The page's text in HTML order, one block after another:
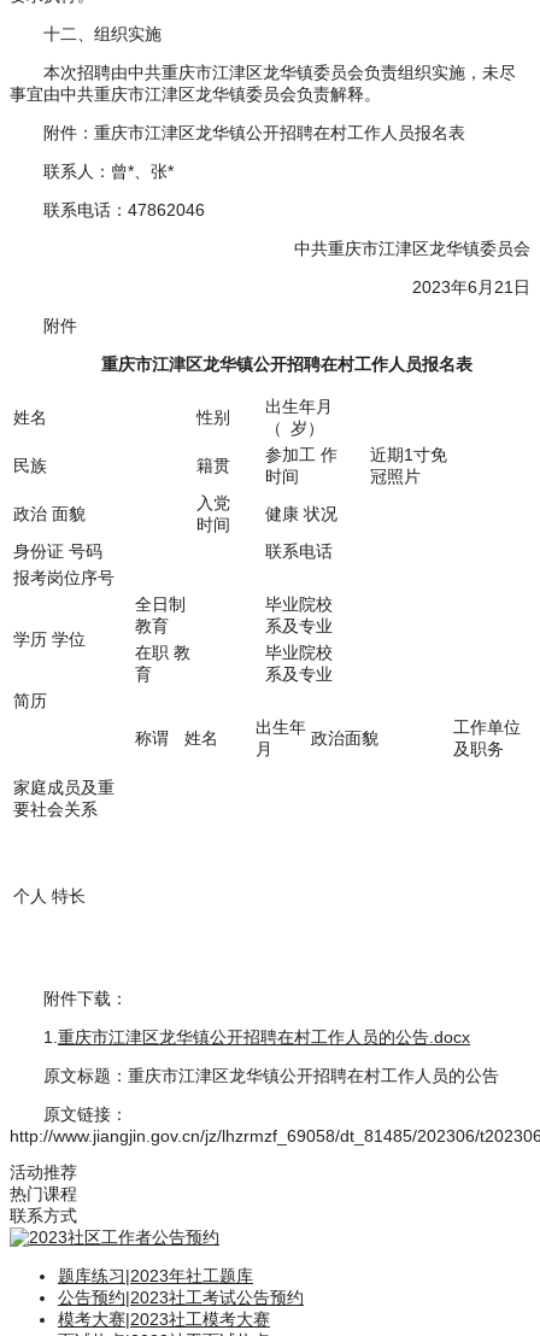
十二、组织实施
本次招聘由中共重庆市江津区龙华镇委员会负责组织实施，未尽
事宜由中共重庆市江津区龙华镇委员会负责解释。
附件：重庆市江津区龙华镇公开招聘在村工作人员报名表
联系人：曾*、张*
联系电话：47862046
中共重庆市江津区龙华镇委员会
2023年6月21日
附件
重庆市江津区龙华镇公开招聘在村工作人员报名表
姓名 性别
出生年月
（ 岁）
近期1寸免
冠照片
民族 籍贯
参加工 作
时间
政治 面貌
入党
时间
健康 状况
身份证 号码
联系电话
报考岗位序号
学历 学位
全日制
教育
毕业院校
系及专业
在职 教
育
毕业院校
系及专业
简历
家庭成员及重
要社会关系
称谓 姓名
出生年
月
政治面貌
工作单位
及职务
个人 特长
附件下载：
1.重庆市江津区龙华镇公开招聘在村工作人员的公告.docx
原文标题：重庆市江津区龙华镇公开招聘在村工作人员的公告
原文链接：
http://www.jiangjin.gov.cn/jz/lhzrmzf_69058/dt_81485/202306/
活动推荐
热门课程
联系方式
题库练习|2023年社工题库
公告预约|2023社工考试公告预约
模考大赛|2023社工模考大赛